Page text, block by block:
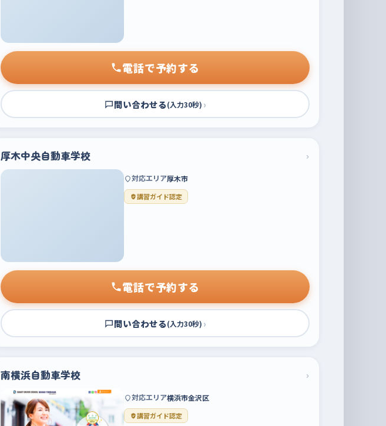
電話で予約する
問い合わせる(入力30秒) ›
厚木中央自動車学校 ›
対応エリア厚木市
講習ガイド認定
電話で予約する
問い合わせる(入力30秒) ›
南横浜自動車学校 ›
対応エリア横浜市金沢区
講習ガイド認定